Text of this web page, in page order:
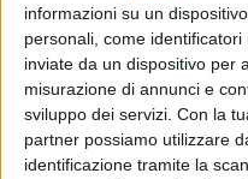
informazioni su un
personali, come
inviate da un dispositivo per
misurazione di annunci e
sviluppo dei servizi. Con la
partner possiamo utilizzare
identificazione tramite la